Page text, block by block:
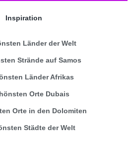
Inspiration
Länder der Welt
Strände auf Samos
Länder Afrikas
Orte Dubais
Orte in den Dolomiten
Städte der Welt